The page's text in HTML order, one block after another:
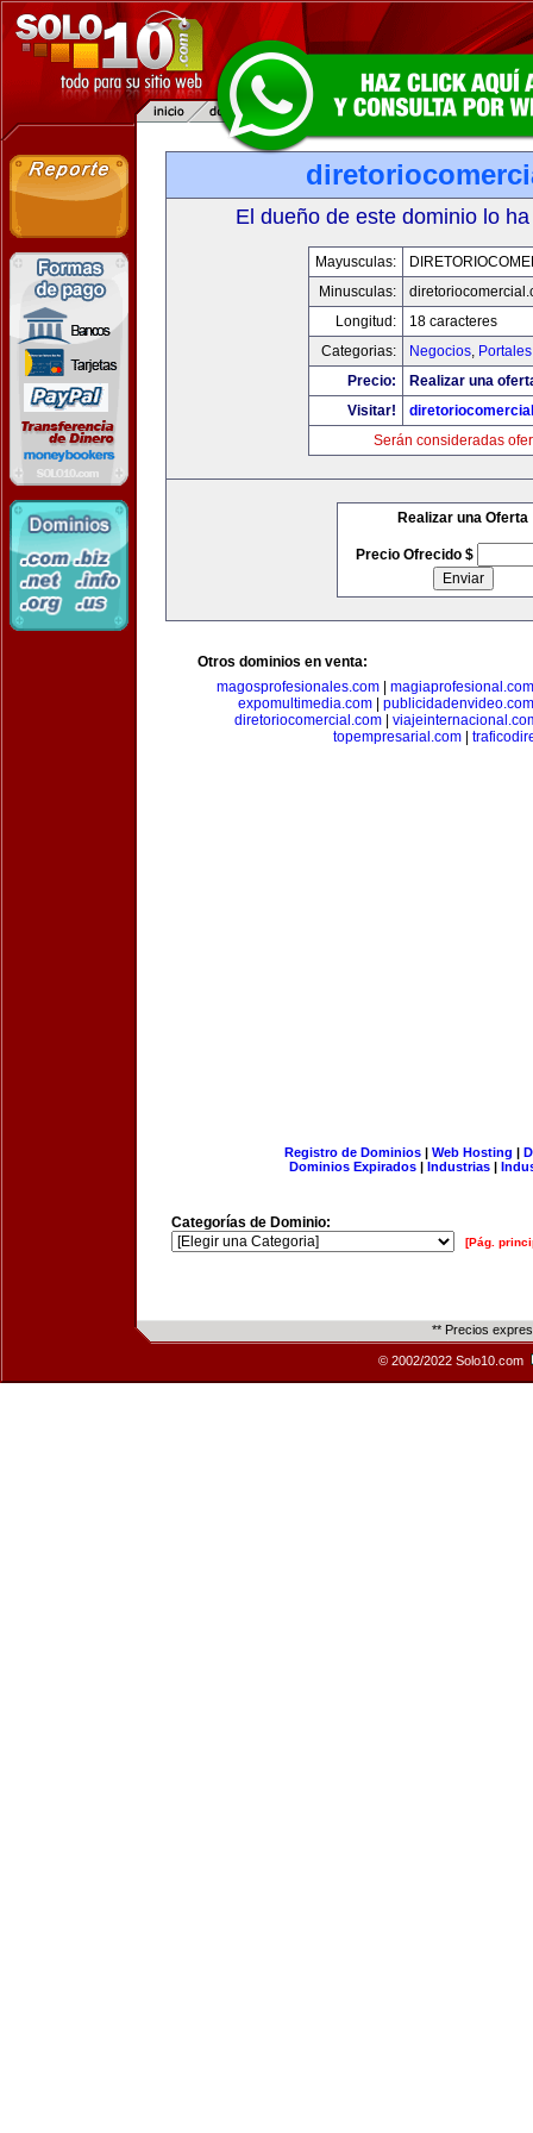
El dueño de este dominio lo
Mayusculas:
Minusculas:
Longitud:
18 caracteres
Categorias:
Negocios, Portales
Precio:
Realizar una
Visitar!
Serán consideradas
Realizar una Oferta
Precio Ofrecido $
Otros dominios en venta:
magosprofesionales.com
magiaprofesional.com
expomultimedia.com
publicidadenvideo.com
diretoriocomercial.com
topempresarial.com|
Registro de Dominios| Web Hosting |
Dominios Expirados | Industrias |
Categorías de Dominio:
[Pág.
** Precios
© 2002/2022 Solo10.com